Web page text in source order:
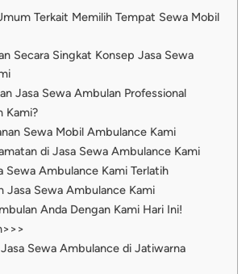
Terkait Memilih Tempat Sewa Mobil
Secara Singkat Konsep Jasa Sewa
Jasa Sewa Ambulan Professional
Kami?
Sewa Mobil Ambulance Kami
di Jasa Sewa Ambulance Kami
Sewa Ambulance Kami Terlatih
Jasa Sewa Ambulance Kami
Anda Dengan Kami Hari Ini!
Sewa Ambulance di Jatiwarna